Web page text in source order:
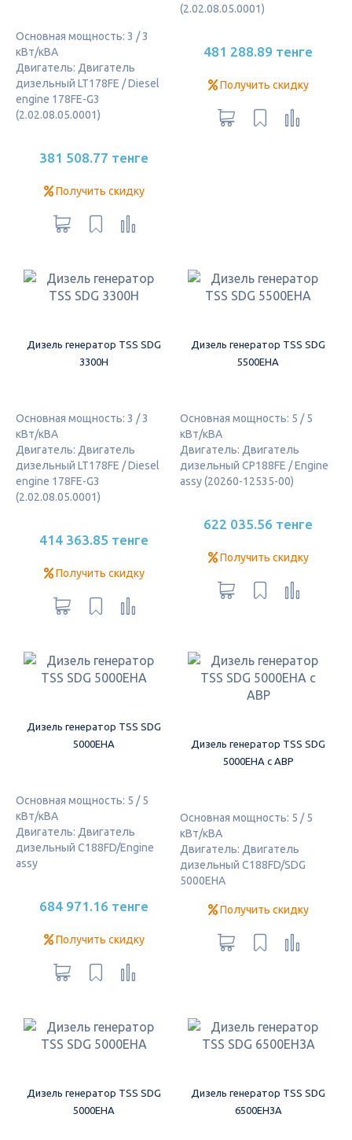
Основная мощность: 3 / 3
кВт/кВА
Двигатель: Двигатель
дизельный LT178FE / Diesel
engine 178FE-G3
(2.02.08.05.0001)
381 508.77 тенге
Получить скидку
(2.02.08.05.0001)
481 288.89 тенге
Получить скидку
Дизель генератор TSS SDG
3300H
Основная мощность: 3 / 3
кВт/кВА
Двигатель: Двигатель
дизельный LT178FE / Diesel
engine 178FE-G3
(2.02.08.05.0001)
414 363.85 тенге
Получить скидку
Дизель генератор TSS SDG
5500EHA
Основная мощность: 5 / 5
кВт/кВА
Двигатель: Двигатель
дизельный CP188FE / Engine
assy (20260-12535-00)
622 035.56 тенге
Получить скидку
Дизель генератор TSS SDG
5000EHA
Основная мощность: 5 / 5
кВт/кВА
Двигатель: Двигатель
дизельный C188FD/Engine
assy
684 971.16 тенге
Получить скидку
Дизель генератор TSS SDG
5000EHA с АВР
Основная мощность: 5 / 5
кВт/кВА
Двигатель: Двигатель
дизельный C188FD/SDG
5000EHA
Получить скидку
Дизель генератор TSS SDG
5000EHA
Дизель генератор TSS SDG
6500EH3A